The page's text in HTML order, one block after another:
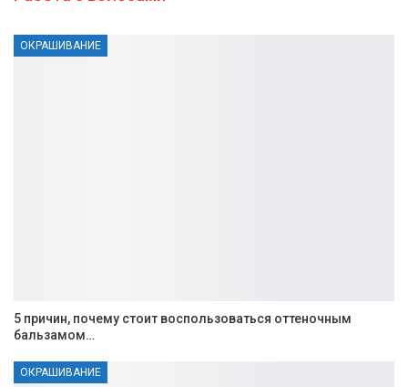
ОКРАШИВАНИЕ
5 причин, почему стоит воспользоваться оттеночным
бальзамом…
ОКРАШИВАНИЕ